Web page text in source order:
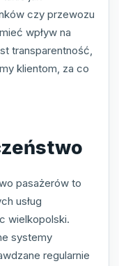
czy przewozu
wpływ na
transparentność,
klientom, za co
pasażerów to
usług
wielkopolski.
systemy
regularnie